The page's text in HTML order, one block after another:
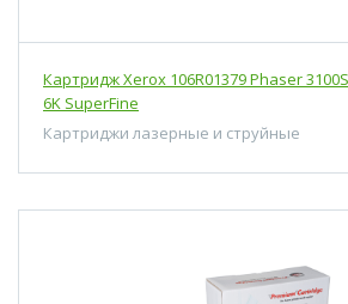
Картридж Xerox 106R01379 Phaser
6K SuperFine
Картриджи лазерные и струйные